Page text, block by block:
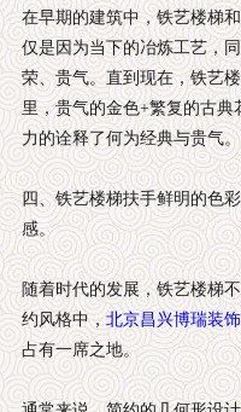
在早期的建筑中，铁艺楼梯
仅是因为当下的冶炼工艺，
荣、贵气。直到现在，铁艺
里，贵气的金色+繁复的古
力的诠释了何为经典与贵气。
四、铁艺楼梯扶手鲜明的色
感。
随着时代的发展，铁艺楼梯
约风格中， 北京昌兴博瑞装
占有一席之地。